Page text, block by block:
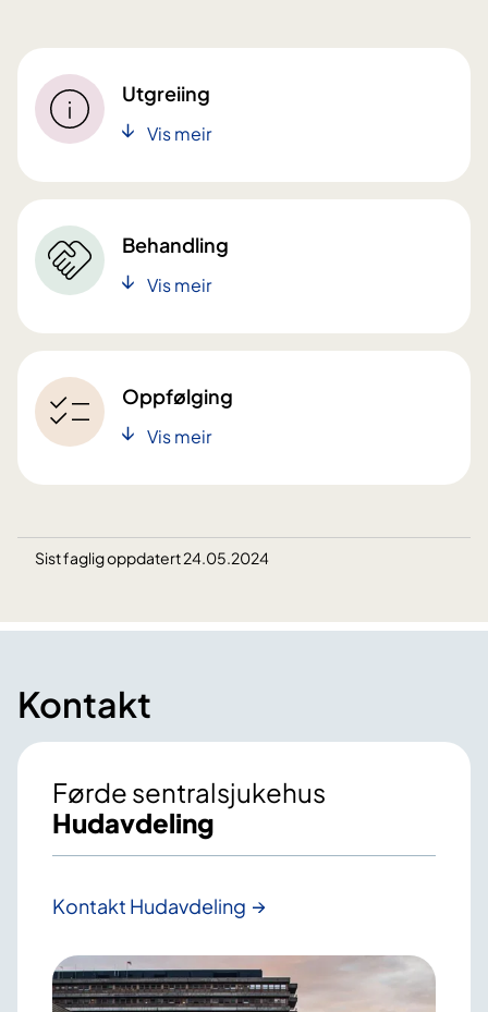
Utgreiing
Vis meir
Behandling
Vis meir
Oppfølging
Vis meir
Sist faglig oppdatert 24.05.2024
Kontakt
Førde sentralsjukehus
Hudavdeling
Kontakt Hudavdeling